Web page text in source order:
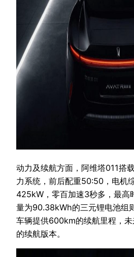
动力及续航方面，阿维塔011搭
力系统，前后配重50:50，电机
425kW，零百加速3秒多，最
量为90.38kWh的三元锂电池组
车辆提供600km的续航里程，
的续航版本。